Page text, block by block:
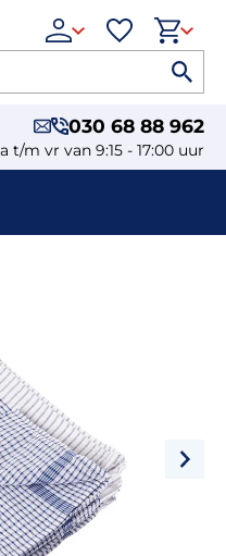
030 68 88 962
t/m vr van 9:15 - 17:00 uur